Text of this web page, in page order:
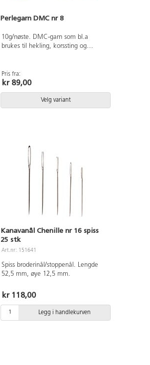
Perlegarn DMC nr 8
10g/nøste. DMC-garn som bl.a
brukes til hekling, korssting og
Vaskes i 60°C. Av 100% bomull som
er OEKO-TEX®-sertifisert, klasse I
(Standard 100). PVC-fri.
Pris fra:
kr 89,00
Velg variant
Kanavanål Chenille nr 16 spiss
25 stk
Art.nr: 151641
Spiss broderinål/stoppenål. Lengde
52,5 mm, øye 12,5 mm.
kr 118,00
Legg i handlekurven